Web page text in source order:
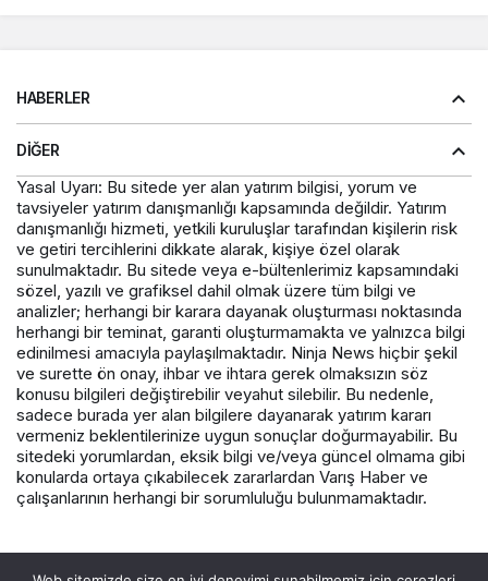
HABERLER
DIĞER
Yasal Uyarı: Bu sitede yer alan yatırım bilgisi, yorum ve
tavsiyeler yatırım danışmanlığı kapsamında değildir. Yatırım
danışmanlığı hizmeti, yetkili kuruluşlar tarafından kişilerin risk
ve getiri tercihlerini dikkate alarak, kişiye özel olarak
sunulmaktadır. Bu sitede veya e-bültenlerimiz kapsamındaki
sözel, yazılı ve grafiksel dahil olmak üzere tüm bilgi ve
analizler; herhangi bir karara dayanak oluşturması noktasında
herhangi bir teminat, garanti oluşturmamakta ve yalnızca bilgi
edinilmesi amacıyla paylaşılmaktadır. Ninja News hiçbir şekil
ve surette ön onay, ihbar ve ihtara gerek olmaksızın söz
konusu bilgileri değiştirebilir veyahut silebilir. Bu nedenle,
sadece burada yer alan bilgilere dayanarak yatırım kararı
vermeniz beklentilerinize uygun sonuçlar doğurmayabilir. Bu
sitedeki yorumlardan, eksik bilgi ve/veya güncel olmama gibi
konularda ortaya çıkabilecek zararlardan Varış Haber ve
çalışanlarının herhangi bir sorumluluğu bulunmamaktadır.